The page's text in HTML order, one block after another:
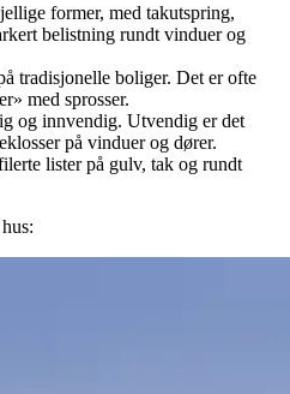
former, med takutspring,
belistning rundt vinduer og
tradisjonelle boliger. Det er ofte
med sprosser.
og innvendig. Utvendig er det
på vinduer og dører.
lister på gulv, tak og rundt